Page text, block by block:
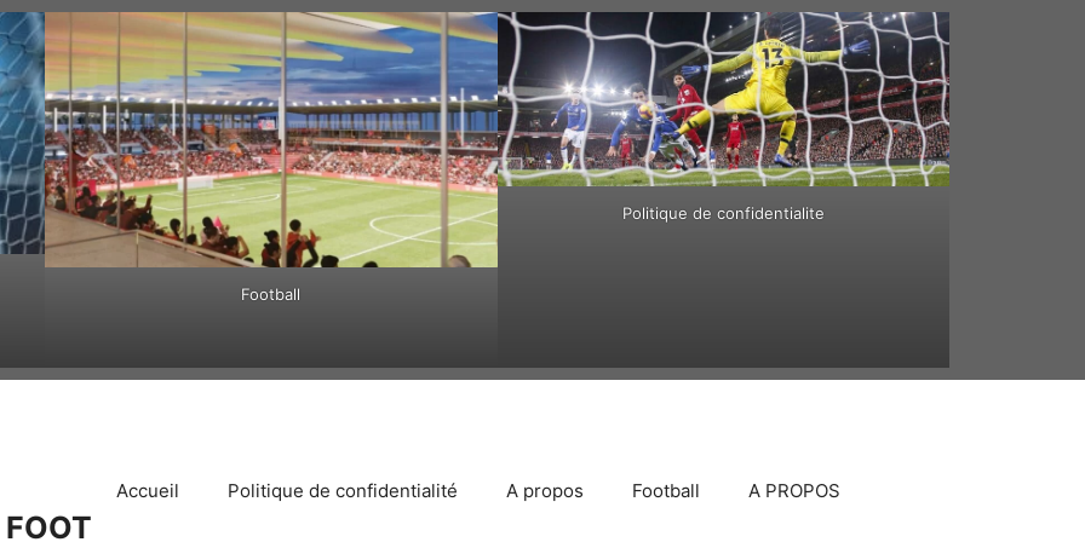
Football
Politique de confidentialite
Accueil Politique de confidentialité A propos Football A PROPOS